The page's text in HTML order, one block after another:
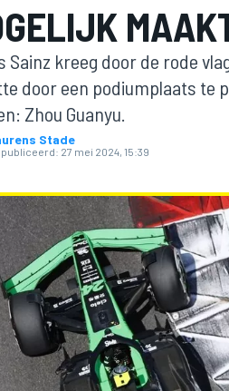
Sainz kreeg door de rode
door een podiumplaats te
Zhou Guanyu.
Stade
27 mei 2024, 15:39